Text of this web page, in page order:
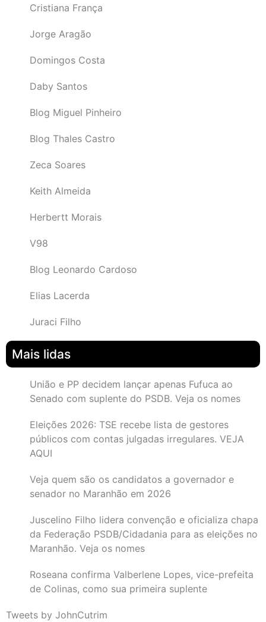
Cristiana França
Jorge Aragão
Domingos Costa
Daby Santos
Blog Miguel Pinheiro
Blog Thales Castro
Zeca Soares
Keith Almeida
Herbertt Morais
V98
Blog Leonardo Cardoso
Elias Lacerda
Juraci Filho
Mais lidas
União e PP decidem lançar apenas Fufuca ao
Senado com suplente do PSDB. Veja os nomes
Eleições 2026: TSE recebe lista de gestores
públicos com contas julgadas irregulares. VEJA
AQUI
Veja quem são os candidatos a governador e
senador no Maranhão em 2026
Juscelino Filho lidera convenção e oficializa chapa
da Federação PSDB/Cidadania para as eleições no
Maranhão. Veja os nomes
Roseana confirma Valberlene Lopes, vice-prefeita
de Colinas, como sua primeira suplente
Tweets by JohnCutrim